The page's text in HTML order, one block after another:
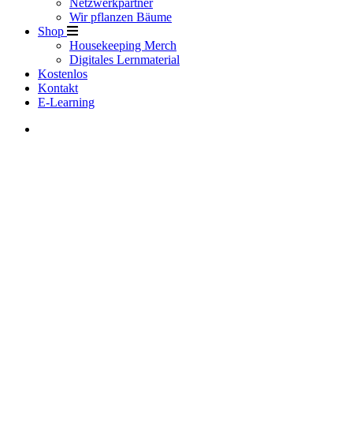
Netzwerkpartner
Wir pflanzen Bäume
Shop
Housekeeping Merch
Digitales Lernmaterial
Kostenlos
Kontakt
E-Learning